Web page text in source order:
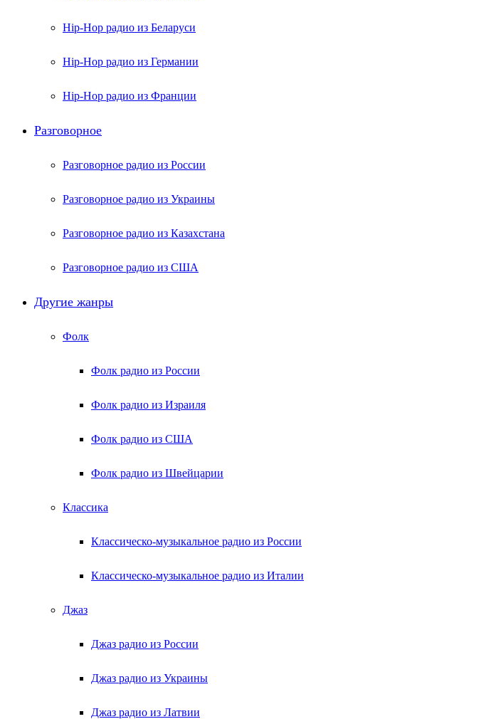
Hip-Hop радио из Беларуси
Hip-Hop радио из Германии
Hip-Hop радио из Франции
Разговорное
Разговорное радио из России
Разговорное радио из Украины
Разговорное радио из Казахстана
Разговорное радио из США
Другие жанры
Фолк
Фолк радио из России
Фолк радио из Израиля
Фолк радио из США
Фолк радио из Швейцарии
Классика
Классическо-музыкальное радио из России
Классическо-музыкальное радио из Италии
Джаз
Джаз радио из России
Джаз радио из Украины
Джаз радио из Латвии